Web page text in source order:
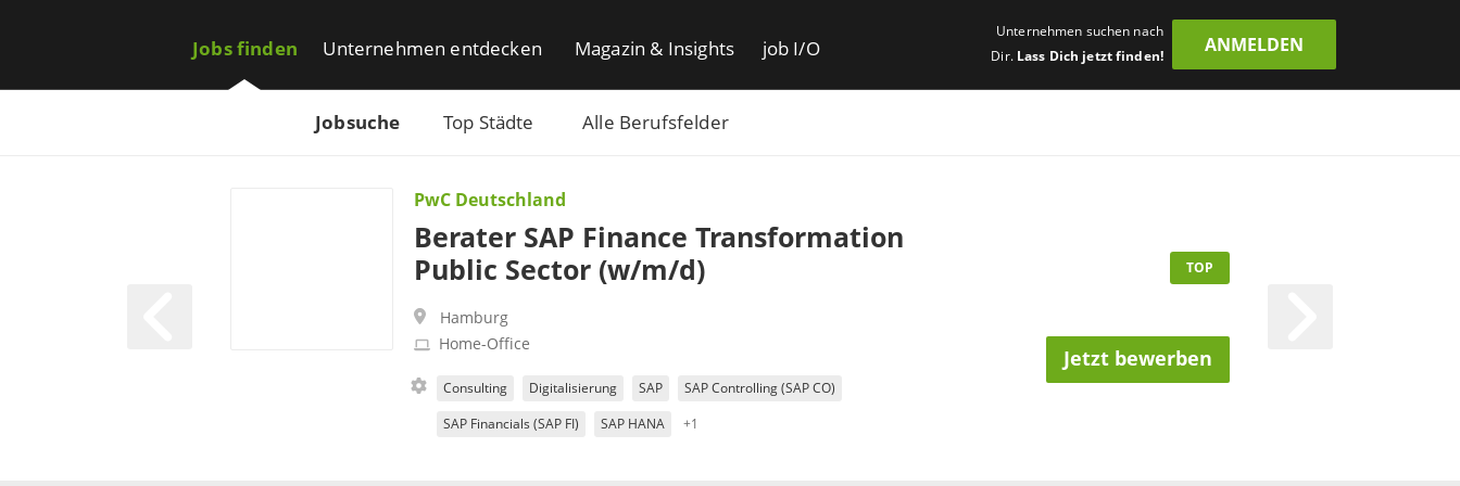
Jobs finden
Jobsuche Top Städte Alle Berufsfelder
Unternehmen entdecken Magazin & Insights job I/O
Unternehmen suchen nach
Dir. Lass Dich jetzt finden!
ANMELDEN
PwC Deutschland
Berater SAP Finance Transformation
Public Sector (w/m/d)
Hamburg
Home-Office
Consulting Digitalisierung SAP SAP Controlling (SAP CO)
SAP Financials (SAP FI) SAP HANA +1
TOP
Jetzt bewerben